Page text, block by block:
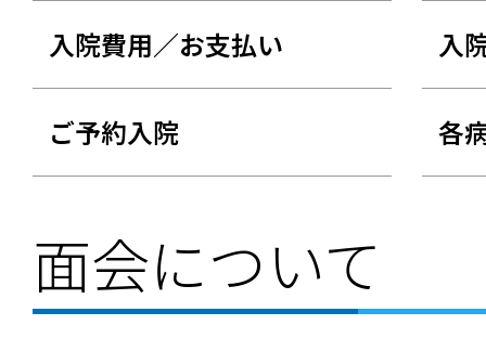
面会について
入院費用／お支払い 入
ご予約入院 各